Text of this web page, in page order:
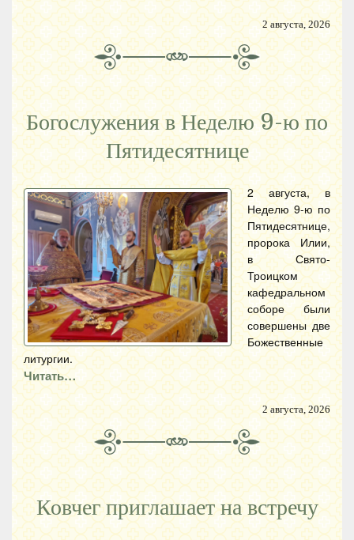
2 августа, 2026
Богослужения в Неделю 9-ю по
Пятидесятнице
2 августа, в
Неделю 9-ю по
Пятидесятнице,
пророка Илии,
в Свято-
Троицком
кафедральном
соборе были
совершены две
Божественные
литургии.
Читать…
2 августа, 2026
Ковчег приглашает на встречу